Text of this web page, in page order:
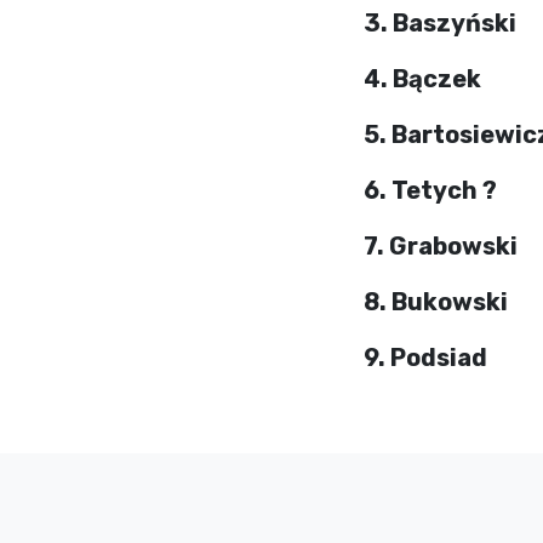
3. Baszyński
4. Bączek
5.
6. Tetych ?
7. Grabowski
8. Bukowski
9. Podsiad